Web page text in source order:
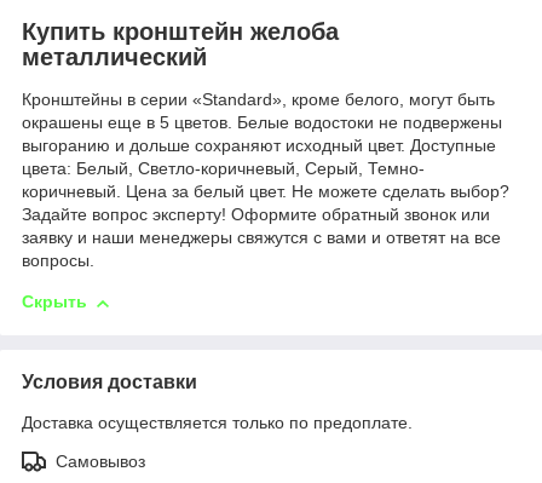
Купить кронштейн желоба
металлический
Кронштейны в серии «Standard», кроме белого, могут быть
окрашены еще в 5 цветов. Белые водостоки не подвержены
выгоранию и дольше сохраняют исходный цвет. Доступные
цвета: Белый, Светло-коричневый, Серый, Темно-
коричневый. Цена за белый цвет. Не можете сделать выбор?
Задайте вопрос эксперту! Оформите обратный звонок или
заявку и наши менеджеры свяжутся с вами и ответят на все
вопросы.
Скрыть
Условия доставки
Доставка осуществляется только по предоплате.
Самовывоз